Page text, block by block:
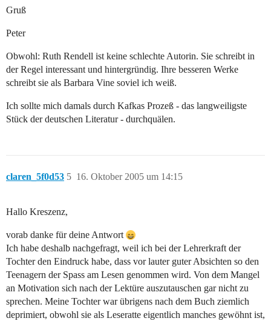
Gruß
Peter
Obwohl: Ruth Rendell ist keine schlechte Autorin. Sie schreibt in
der Regel interessant und hintergründig. Ihre besseren Werke
schreibt sie als Barbara Vine soviel ich weiß.
Ich sollte mich damals durch Kafkas Prozeß - das langweiligste
Stück der deutschen Literatur - durchquälen.
claren_5f0d53 16. Oktober 2005 um 14:15
5
Hallo Kreszenz,
vorab danke für deine Antwort
Ich habe deshalb nachgefragt, weil ich bei der Lehrerkraft der
Tochter den Eindruck habe, dass vor lauter guter Absichten so den
Teenagern der Spass am Lesen genommen wird. Von dem Mangel
an Motivation sich nach der Lektüre auszutauschen gar nicht zu
sprechen. Meine Tochter war übrigens nach dem Buch ziemlich
deprimiert, obwohl sie als Leseratte eigentlich manches gewöhnt ist,